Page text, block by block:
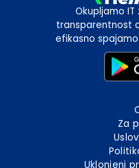
Okupljamo
transparentnost
efikasno
Za
Uklonjeni